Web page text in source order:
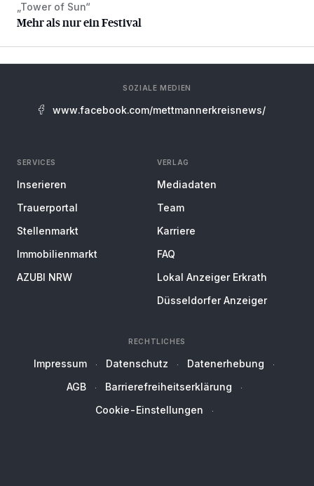
Mehr als nur ein Festival
„Tower of Sun“
Mehr als nur ein Festival
SOZIALE MEDIEN
www.facebook.com/mettmannerkreisnews/
SERVICES
Inserieren
Trauerportal
Stellenmarkt
Immobilienmarkt
AZUBI NRW
VERLAG
Mediadaten
Team
Karriere
FAQ
Lokal Anzeiger Erkrath
Düsseldorfer Anzeiger
RECHTLICHES
Impressum Datenschutz
Datenerhebung
AGB
Barrierefreiheitserklärung
Cookie-Einstellungen